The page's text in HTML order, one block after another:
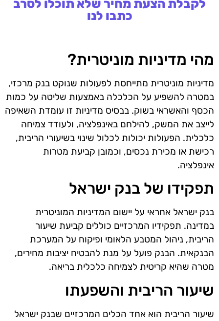
לקבלת הצעת מחיר שלא תוכלו לסרב
כתבו לנו
מהי מדיניות מוניטרית?
מדיניות מוניטרית מתייחסת לפעולות שנוקט בנק מרכזי,
במטרה להשפיע על הכלכלה באמצעות שליטה על כמות
הכסף והאשראי בשוק. בבסיס מדיניות זו עומדת השאיפה
לייצב את המשק, להילחם באינפלציה, ולעודד צמיחה
כלכלית. הפעולות יכולות לכלול שינוי בשיעורי הריבית,
רכישת או מכירת נכסים, וכמובן קביעת מטרות
אינפלציה.
תפקידו של בנק ישראל
בנק ישראל אחראי על יישום המדיניות המוניטרית
במדינה. תפקידיו המרכזיים כוללים קביעת שיעור
הריבית, ניהול המטבע הלאומי ופיקוח על המערכת
הבנקאית. הבנק פועל על מנת להבטיח יציבות מחירים,
מטרה שהיא קריטית לצמיחה כלכלית בריאה.
שיעור הריבית והשפעתו
שיעור הריבית הוא אחד הכלים המרכזיים שבנק ישראל